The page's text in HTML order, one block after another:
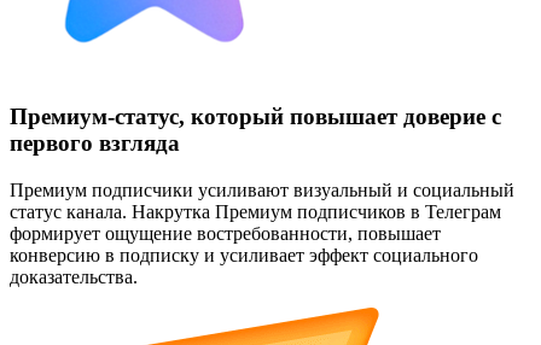
Премиум-статус, который повышает доверие с
первого взгляда
Премиум подписчики усиливают визуальный и социальный
статус канала. Накрутка Премиум подписчиков в Телеграм
формирует ощущение востребованности, повышает
конверсию в подписку и усиливает эффект социального
доказательства.